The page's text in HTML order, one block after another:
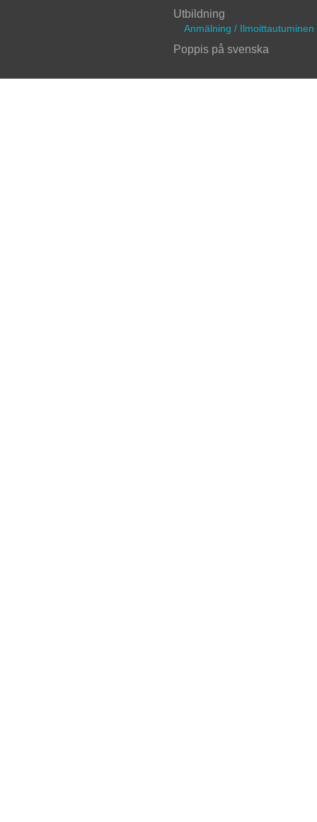
Utbildning
Anmälning / Ilmoittautuminen
Poppis på svenska